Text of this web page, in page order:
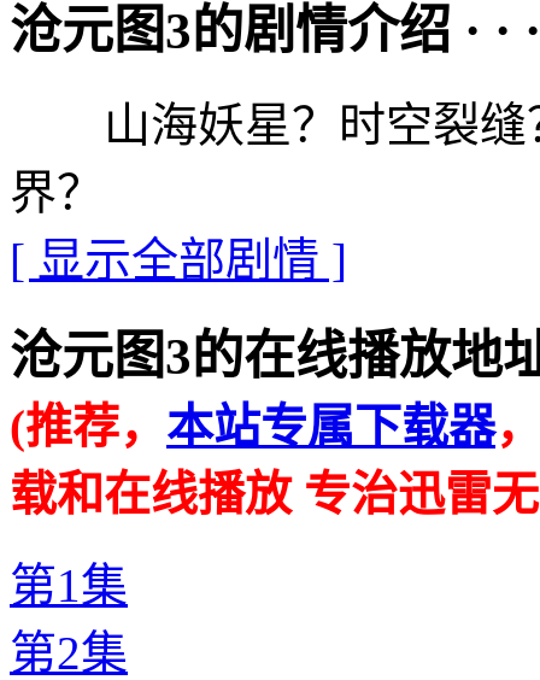
沧元图3的剧情介绍 · · ·
山海妖星？时空裂缝
界？
[ 显示全部剧情 ]
沧元图3的在线播放地址
(推荐， 本站专属下载器
载和在线播放 专治迅雷
第1集
第2集